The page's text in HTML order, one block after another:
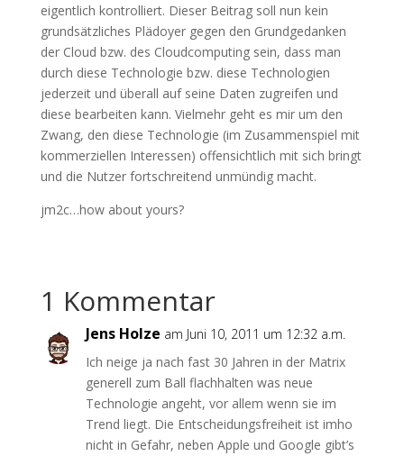
eigentlich kontrolliert. Dieser Beitrag soll nun kein
grundsätzliches Plädoyer gegen den Grundgedanken
der Cloud bzw. des Cloudcomputing sein, dass man
durch diese Technologie bzw. diese Technologien
jederzeit und überall auf seine Daten zugreifen und
diese bearbeiten kann. Vielmehr geht es mir um den
Zwang, den diese Technologie (im Zusammenspiel mit
kommerziellen Interessen) offensichtlich mit sich bringt
und die Nutzer fortschreitend unmündig macht.
jm2c…how about yours?
1 Kommentar
Jens Holze am Juni 10, 2011 um 12:32 a.m.
Ich neige ja nach fast 30 Jahren in der Matrix
generell zum Ball flachhalten was neue
Technologie angeht, vor allem wenn sie im
Trend liegt. Die Entscheidungsfreiheit ist imho
nicht in Gefahr, neben Apple und Google gibt’s